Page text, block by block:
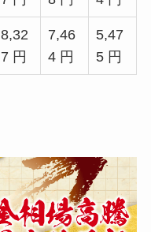
8,32
7 円
7,46
4 円
5,47
5 円